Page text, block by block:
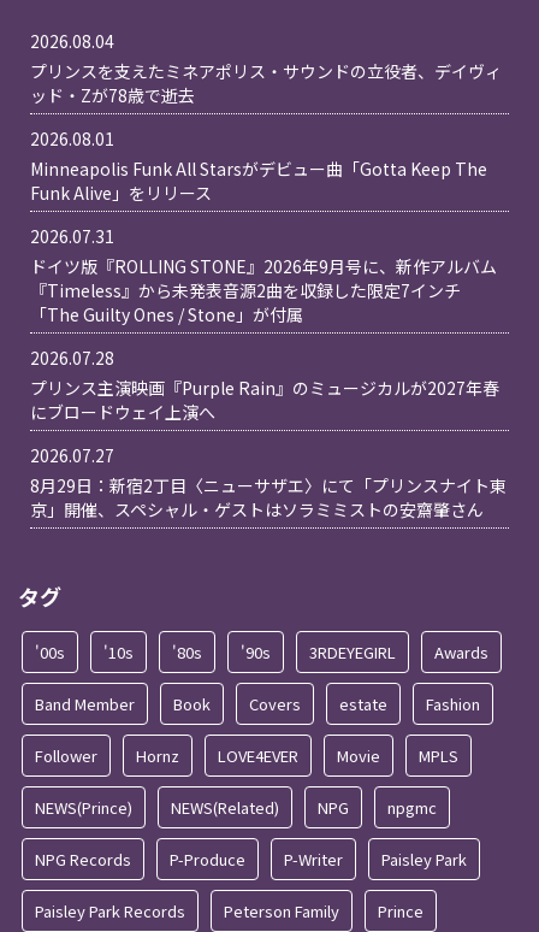
2026.08.04
プリンスを支えたミネアポリス・サウンドの立役者、デイヴィ
ッド・Zが78歳で逝去
2026.08.01
Minneapolis Funk All Starsがデビュー曲「Gotta Keep The
Funk Alive」をリリース
2026.07.31
ドイツ版『ROLLING STONE』2026年9月号に、新作アルバム
『Timeless』から未発表音源2曲を収録した限定7インチ
「The Guilty Ones / Stone」が付属
2026.07.28
プリンス主演映画『Purple Rain』のミュージカルが2027年春
にブロードウェイ上演へ
2026.07.27
8月29日：新宿2丁目〈ニューサザエ〉にて「プリンスナイト東
京」開催、スペシャル・ゲストはソラミミストの安齋肇さん
タグ
'00s '10s '80s '90s 3RDEYEGIRL Awards
Band Member Book Covers estate Fashion
Follower Hornz LOVE4EVER Movie MPLS
NEWS(Prince) NEWS(Related) NPG npgmc
NPG Records P-Produce P-Writer Paisley Park
Paisley Park Records Peterson Family Prince